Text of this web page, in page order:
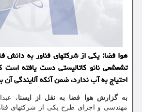
هوا فضا: یکی از شرکتهای فناور به
تشعشعی نانو کاتالیستی دست یافته است
احتیاج به آب ندارد، ضمن آنکه آلایندگی
به گزارش هوا فضا به نقل از ایسنا،
مهندسی و اجرای طرح یکی از شرکتهای